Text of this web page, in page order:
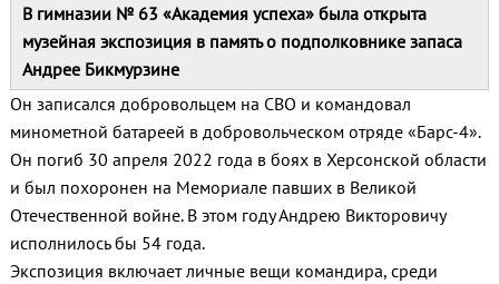
В гимназии № 63 «Академия успеха» была открыта
музейная экспозиция в память о подполковнике запаса
Андрее Бикмурзине
Он записался добровольцем на СВО и командовал
минометной батареей в добровольческом отряде «Барс-4».
Он погиб 30 апреля 2022 года в боях в Херсонской области
и был похоронен на Мемориале павших в Великой
Отечественной войне. В этом году Андрею Викторовичу
исполнилось бы 54 года.
Экспозиция включает личные вещи командира, среди